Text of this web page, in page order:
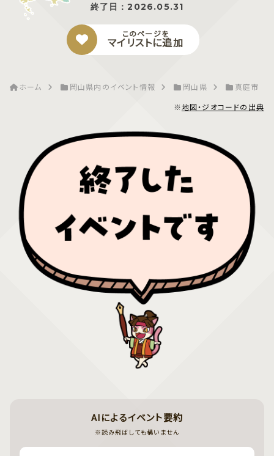
終了日：2026.05.31
このページを
マイリストに追加
ホーム 岡山県内のイベント情報 岡山県
真庭市
※地図・ジオコードの出典
AIによるイベント要約
※読み飛ばしても構いません